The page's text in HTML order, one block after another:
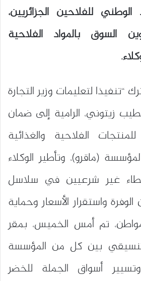
الوطني للفلاحين الجزائريين،
السوق بالمواد الفلاحية
لتعليمات وزير التجارة
زيتوني، الرامية إلى ضمان
الفلاحية والغذائية
(ماقرو)، وتأطير الوكلاء
غير شرعيين في سلاسل
واستقرار الأسعار وحماية
تم أمس الخميس، بمقر
تنسيقي بين كل من المؤسسة
وتسيير أسواق الجملة للخضر